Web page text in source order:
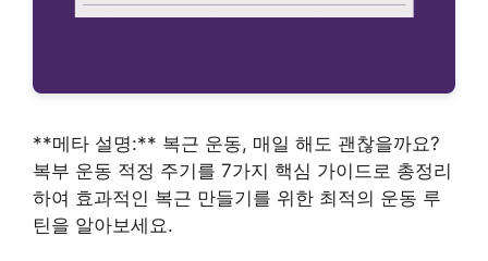
**메타 설명:** 복근 운동, 매일 해도 괜찮을까요?
복부 운동 적정 주기를 7가지 핵심 가이드로 총정리
하여 효과적인 복근 만들기를 위한 최적의 운동 루
틴을 알아보세요.